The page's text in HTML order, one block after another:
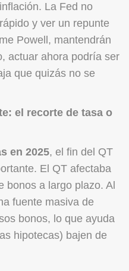
La Fed no
y ver un repunte
Powell, mantendrán
actuar ahora podría ser
que quizás no se
el recorte de tasa o
en 2025, el fin del QT
El QT afectaba
bonos a largo plazo. Al
fuente masiva de
bonos, lo que ayuda
hipotecas) bajen de